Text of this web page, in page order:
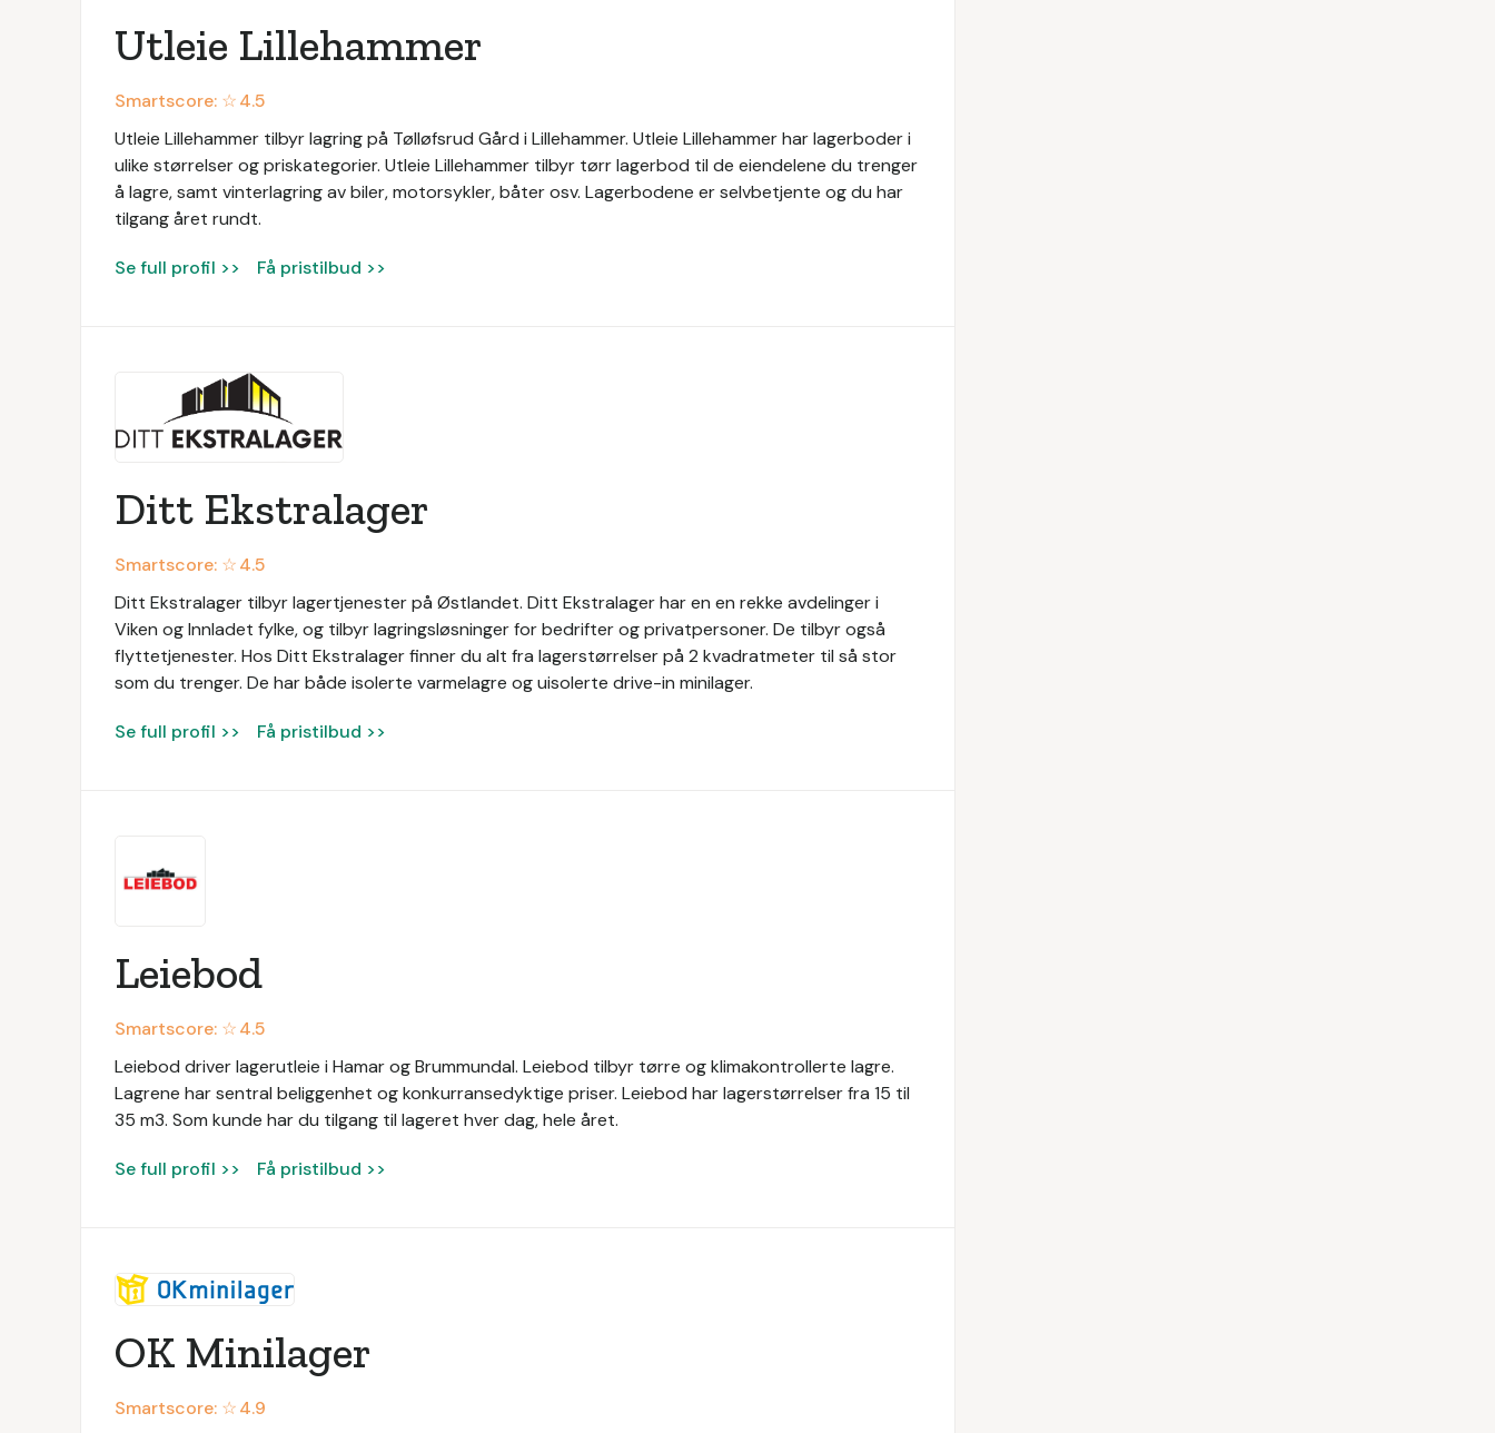
Utleie Lillehammer
Smartscore: ☆4.5
Utleie Lillehammer tilbyr lagring på Tølløfsrud Gård i Lillehammer. Utleie Lillehammer har lagerboder i
ulike størrelser og priskategorier. Utleie Lillehammer tilbyr tørr lagerbod til de eiendelene du trenger
å lagre, samt vinterlagring av biler, motorsykler, båter osv. Lagerbodene er selvbetjente og du har
tilgang året rundt.
Se full profil >> Få pristilbud >>
Ditt Ekstralager
Smartscore: ☆4.5
Ditt Ekstralager tilbyr lagertjenester på Østlandet. Ditt Ekstralager har en en rekke avdelinger i
Viken og Innladet fylke, og tilbyr lagringsløsninger for bedrifter og privatpersoner. De tilbyr også
flyttetjenester. Hos Ditt Ekstralager finner du alt fra lagerstørrelser på 2 kvadratmeter til så stor
som du trenger. De har både isolerte varmelagre og uisolerte drive-in minilager.
Se full profil >> Få pristilbud >>
Leiebod
Smartscore: ☆4.5
Leiebod driver lagerutleie i Hamar og Brummundal. Leiebod tilbyr tørre og klimakontrollerte lagre.
Lagrene har sentral beliggenhet og konkurransedyktige priser. Leiebod har lagerstørrelser fra 15 til
35 m3. Som kunde har du tilgang til lageret hver dag, hele året.
Se full profil >> Få pristilbud >>
OK Minilager
Smartscore: ☆4.9